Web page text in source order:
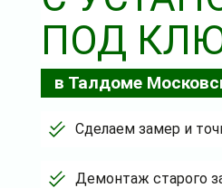
ПОД
в Талдоме
Сделаем замер и
Демонтаж старого